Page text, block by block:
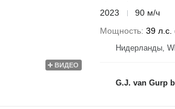
ВИДЕО
2023
90 м/ч
Мощность 39 л.с.
Нидерланды,
G.J. van Gurp